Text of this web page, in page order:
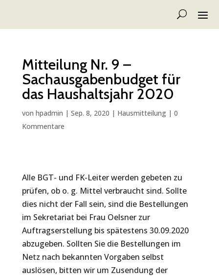
Mitteilung Nr. 9 –
Sachausgabenbudget für
das Haushaltsjahr 2020
von hpadmin | Sep. 8, 2020 | Hausmitteilung| 0
Kommentare
Alle BGT- und FK-Leiter werden gebeten zu
prüfen, ob o. g. Mittel verbraucht sind. Sollte
dies nicht der Fall sein, sind die Bestellungen
im Sekretariat bei Frau Oelsner zur
Auftragserstellung bis spätestens 30.09.2020
abzugeben. Sollten Sie die Bestellungen im
Netz nach bekannten Vorgaben selbst
auslösen, bitten wir um Zusendung der